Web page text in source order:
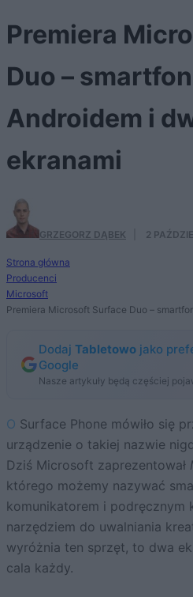
Premiera
Duo –
Androidem i
ekranami
GRZEGORZ DĄBEK 2
Strona główna
Producenci
Microsoft
Premiera Microsoft Surface Duo –
Dodaj Tabletowo jako
Google
Nasze artykuły będą częściej
O Surface Phone mówiło się przez długie lata, jednak
urządzenie o takiej nazwie
Dziś Microsoft zaprezentował
którego możemy nazywać
komunikatorem i podręcznym
narzędziem do uwalniania
wyróżnia ten sprzęt, to dwa
cala każdy.